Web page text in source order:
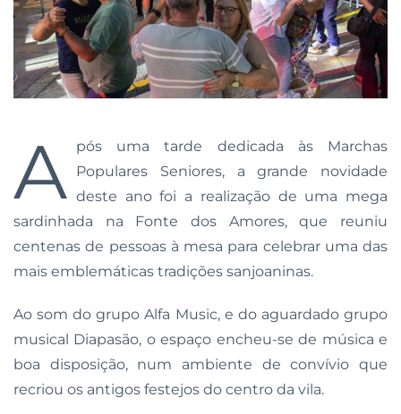
A pós uma tarde dedicada às Marchas
Populares Seniores, a grande novidade
deste ano foi a realização de uma mega
sardinhada na Fonte dos Amores, que reuniu
centenas de pessoas à mesa para celebrar uma das
mais emblemáticas tradições sanjoaninas.
Ao som do grupo Alfa Music, e do aguardado grupo
musical Diapasão, o espaço encheu-se de música e
boa disposição, num ambiente de convívio que
recriou os antigos festejos do centro da vila.